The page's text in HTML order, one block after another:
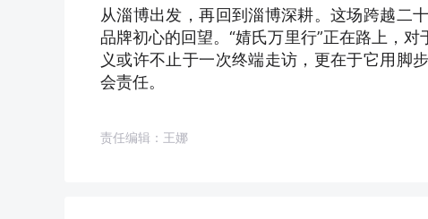
从淄博出发，再回到淄博深耕。这场跨越二
品牌初心的回望。“婧氏万里行”正在路上，
义或许不止于一次终端走访，更在于它用脚
会责任。
责任编辑：王娜